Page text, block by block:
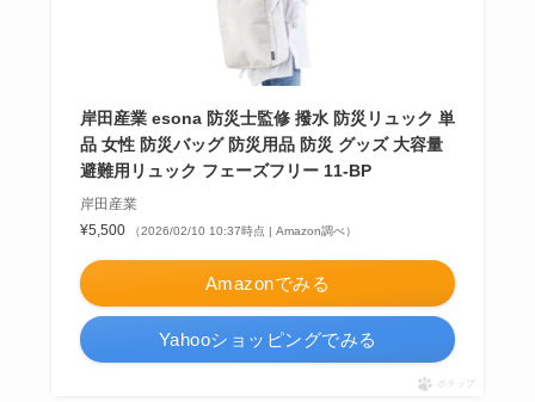
岸田産業 esona 防災士監修 撥水 防災リュック 単
品 女性 防災バッグ 防災用品 防災 グッズ 大容量
避難用リュック フェーズフリー 11-BP
岸田産業
¥5,500
（2026/02/10 10:37時点 | Amazon調べ）
Amazonでみる
Yahooショッピングでみる
ポチップ